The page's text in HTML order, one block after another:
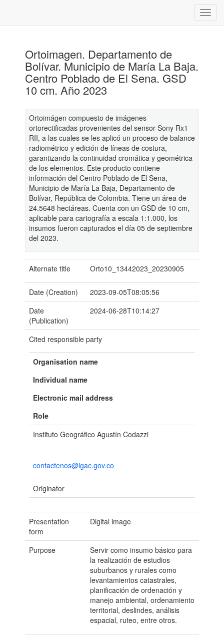
Ortoimagen. Departamento de
Bolívar. Municipio de María La Baja.
Centro Poblado de El Sena. GSD
10 cm. Año 2023
Ortoimágen compuesto de imágenes
ortorectificadas provenientes del sensor Sony Rx1
RII, a las cuales se les aplicó un proceso de balance
radiométrico y edición de líneas de costura,
garantizando la continuidad cromática y geométrica
de los elementos. Este producto contiene
información del Centro Poblado de El Sena,
Municipio de María La Baja, Departamento de
Bolívar, República de Colombia. Tiene un área de
24.5648 hectáreas. Cuenta con un GSD de 10 cm,
aplicable para cartografía a escala 1:1.000, los
insumos fueron capturados el día 05 de septiembre
del 2023.
Alternate title Orto10_13442023_20230905
Date (Creation)
2023-09-05T08:05:56
Date
(Publication)
2024-06-28T10:14:27
Cited responsible party
Organisation name
Individual name
Electronic mail address
Role
Instituto Geográfico Agustín Codazzi
contactenos@igac.gov.co
Originator
Presentation
form
Digital image
Purpose
Servir como insumo básico para
la realización de estudios
suburbanos y rurales como
levantamientos catastrales,
planificación de ordenación y
manejo ambiental, ordenamiento
territorial, deslindes, análisis
espacial, ruteo, entre otros.